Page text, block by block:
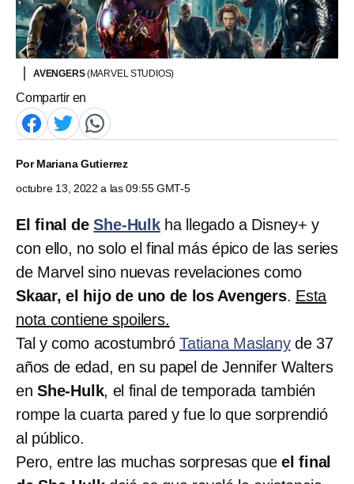
AVENGERS(MARVEL STUDIOS)
Compartir en
PorMariana Gutierrez
octubre 13, 2022 a las 09:55 GMT-5
El final deShe-Hulkha llegado a Disney+ y
con ello, no solo el final más épico de las series
de Marvel sino nuevas revelaciones como
Skaar, el hijo de uno de los Avengers. Esta
nota contiene spoilers.
Tal y como acostumbróTatiana Maslanyde 37
años de edad, en su papel de Jennifer Walters
en She-Hulk, el final de temporada también
rompe la cuarta pared y fue lo que sorprendió
al público.
Pero, entre las muchas sorpresas queel final